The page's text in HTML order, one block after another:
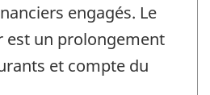
engagés. Le
est un prolongement
et compte du